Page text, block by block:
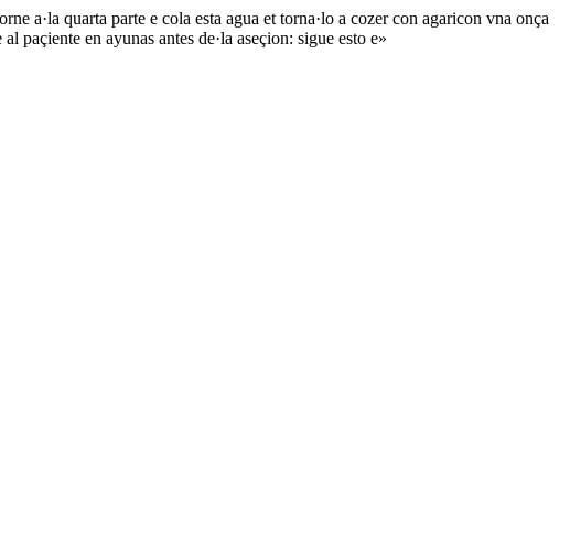
a·la quarta parte e cola esta agua et torna·lo a cozer con agaricon vna onça
paçiente en ayunas antes de·la aseçion: sigue esto e»